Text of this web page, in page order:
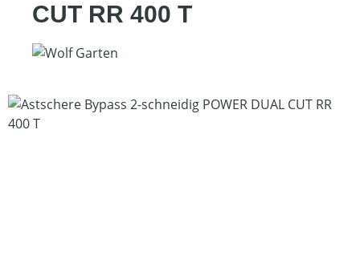
CUT RR 400 T
Bildergalerie überspringen